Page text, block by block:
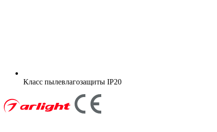
Класс пылевлагозащиты IP20